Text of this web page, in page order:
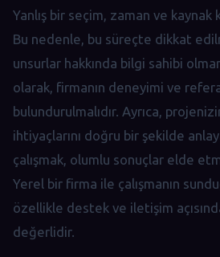
Yanlış bir seçim, zaman ve kaynak
Bu nedenle, bu süreçte dikkat
unsurlar hakkında bilgi sahibi
olarak, firmanın deneyimi ve
bulundurulmalıdır. Ayrıca,
ihtiyaçlarını doğru bir şekilde
çalışmak, olumlu sonuçlar elde
Yerel bir firma ile çalışmanın
özellikle destek ve iletişim
değerlidir.